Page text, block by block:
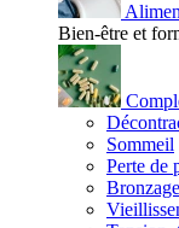
Bien-être et
Sommeil
Perte de